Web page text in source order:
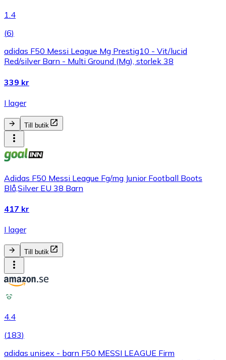
1.4
(6)
adidas F50 Messi League Mg Prestig10 - Vit/lucid
Red/silver Barn - Multi Ground (Mg), storlek 38
339 kr
I lager
Till butik
Adidas F50 Messi League Fg/mg Junior Football Boots
Blå,Silver EU 38 Barn
417 kr
I lager
Till butik
4.4
(183)
adidas unisex - barn F50 MESSI LEAGUE Firm